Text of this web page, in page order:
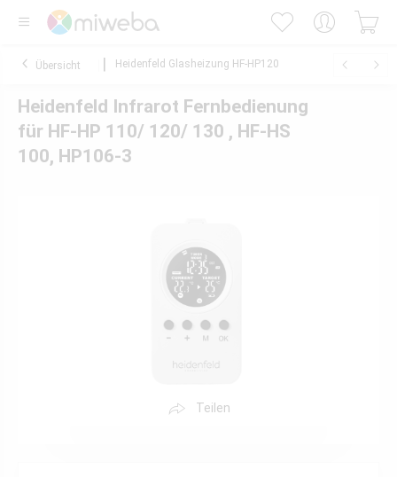
Übersicht Heidenfeld Glasheizung HF-HP120
Heidenfeld Infrarot Fernbedienung
für HF-HP 110/ 120/ 130 , HF-HS
100, HP106-3
Teilen